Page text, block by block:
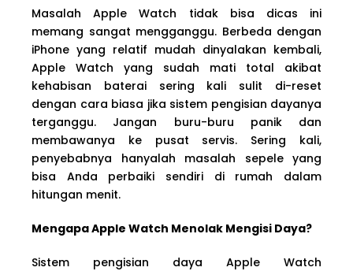
Masalah Apple Watch tidak bisa dicas ini
memang sangat mengganggu. Berbeda dengan
iPhone yang relatif mudah dinyalakan kembali,
Apple Watch yang sudah mati total akibat
kehabisan baterai sering kali sulit di-reset
dengan cara biasa jika sistem pengisian dayanya
terganggu. Jangan buru-buru panik dan
membawanya ke pusat servis. Sering kali,
penyebabnya hanyalah masalah sepele yang
bisa Anda perbaiki sendiri di rumah dalam
hitungan menit.
Mengapa Apple Watch Menolak Mengisi Daya?
Sistem pengisian daya Apple Watch